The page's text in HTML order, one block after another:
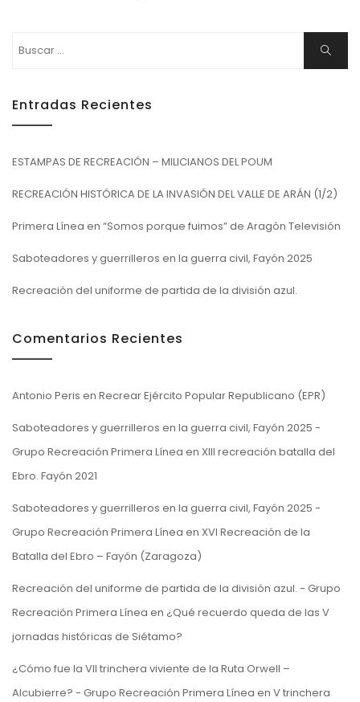
Buscar
Entradas Recientes
ESTAMPAS DE RECREACIÓN – MILICIANOS DEL POUM
RECREACIÓN HISTÓRICA DE LA INVASIÓN DEL VALLE DE ARÁN (1/2)
Primera Línea en “Somos porque fuimos” de Aragón Televisión
Saboteadores y guerrilleros en la guerra civil, Fayón 2025
Recreación del uniforme de partida de la división azul.
Comentarios Recientes
Antonio Peris en Recrear Ejército Popular Republicano (EPR)
Saboteadores y guerrilleros en la guerra civil, Fayón 2025 -
Grupo Recreación Primera Línea en XIII recreación batalla del
Ebro. Fayón 2021
Saboteadores y guerrilleros en la guerra civil, Fayón 2025 -
Grupo Recreación Primera Línea en XVI Recreación de la
Batalla del Ebro – Fayón (Zaragoza)
Recreación del uniforme de partida de la división azul. - Grupo
Recreación Primera Línea en ¿Qué recuerdo queda de las V
jornadas históricas de Siétamo?
¿Cómo fue la VII trinchera viviente de la Ruta Orwell –
Alcubierre? - Grupo Recreación Primera Línea en V trinchera